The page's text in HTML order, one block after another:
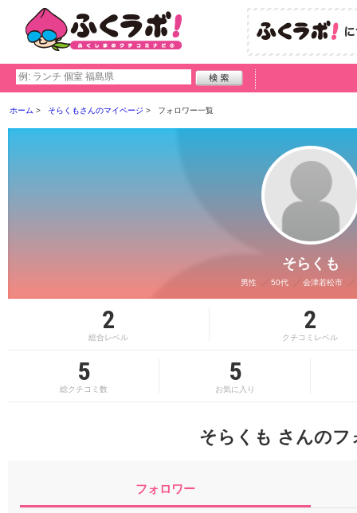
ホーム そらくもさんのマイページ フォロワー一覧
そらくも
男性 50代 会津若松市
2
総合レベル
2
クチコミレベル
5
総クチコミ数
5
お気に入り
そらくも さんのフ
フォロワー